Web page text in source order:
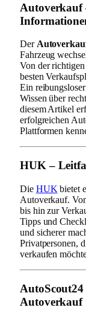
Autoverkauf
Der
Fahrzeug
Von der
besten
Ein
Wissen über
diesem Artikel
erfolgreichen
Plattformen
HUK –
Die HUK bietet
Autoverkauf.
bis hin zur
Tipps und
und sicherer
Privatpersonen,
verkaufen
Autoverkauf